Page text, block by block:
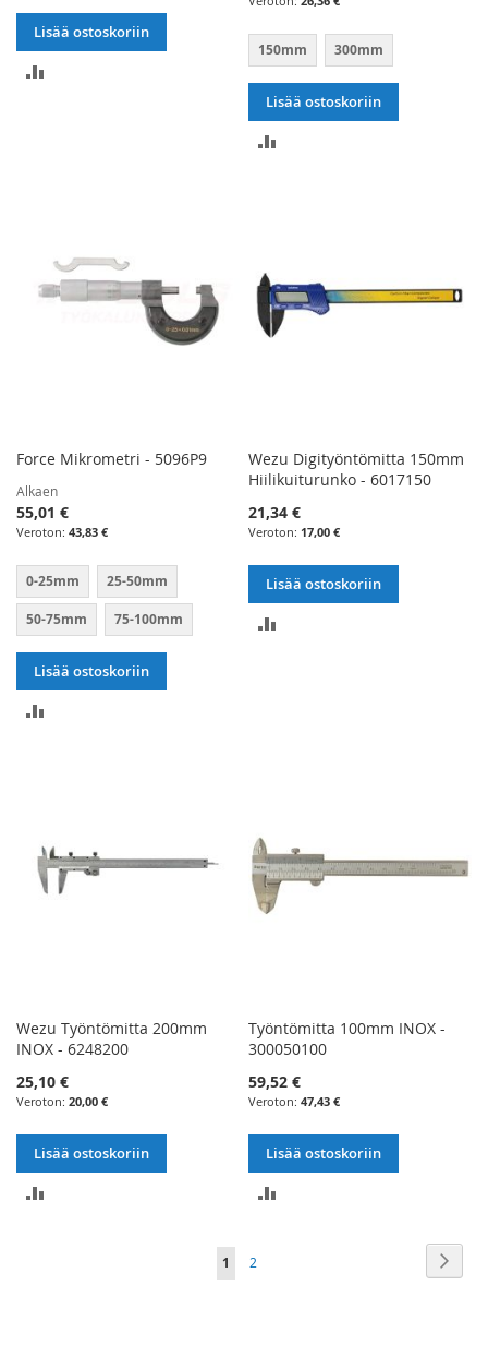
Lisää ostoskoriin
150mm 300mm
Lisää ostoskoriin
Force Mikrometri - 5096P9
Alkaen
55,01 €
43,83 €
0-25mm 25-50mm
50-75mm 75-100mm
Lisää ostoskoriin
Wezu Digityöntömitta 150mm
Hiilikuiturunko - 6017150
21,34 €
17,00 €
Lisää ostoskoriin
Wezu Työntömitta 200mm
INOX - 6248200
25,10 €
20,00 €
Lisää ostoskoriin
Työntömitta 100mm INOX -
300050100
59,52 €
47,43 €
Lisää ostoskoriin
You're
1 Sivu
2